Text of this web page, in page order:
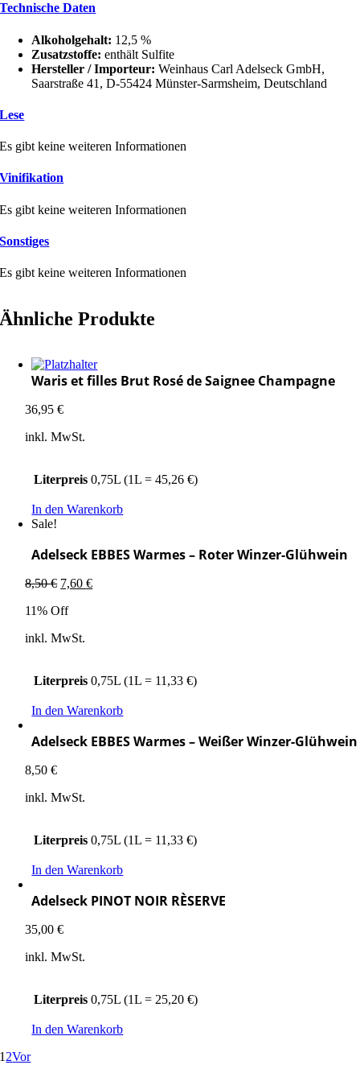
Technische Daten
Alkoholgehalt: 12,5 %
Zusatzstoffe:enthält Sulfite
Hersteller / Importeur: Weinhaus Carl Adelseck GmbH,
Saarstraße 41, D-55424 Münster-Sarmsheim, Deutschland
Lese
Es gibt keine weiteren Informationen
Vinifikation
Es gibt keine weiteren Informationen
Sonstiges
Es gibt keine weiteren Informationen
Ähnliche Produkte
Waris et filles Brut Rosé de Saignee Champagne
36,95€
inkl. MwSt.
Literpreis 0,75L (1L = 45,26 €)
In den Warenkorb
Sale!
Adelseck EBBES Warmes – Roter Winzer-Glühwein
8,50€ Ursprünglicher
war:
7,60€Aktueller
11% Off
inkl. MwSt.
Literpreis 0,75L (1L = 11,33 €)
In den Warenkorb
Adelseck EBBES Warmes – Weißer Winzer-Glühwein
8,50€
inkl. MwSt.
Literpreis 0,75L (1L = 11,33 €)
In den Warenkorb
Adelseck PINOT NOIR RÈSERVE
35,00€
inkl. MwSt.
Literpreis 0,75L (1L = 25,20 €)
In den Warenkorb
1 2Vor